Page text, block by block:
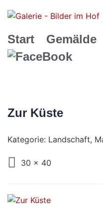
Start Gemälde
Zur Küste
Kategorie: Landschaft,
30 x 40